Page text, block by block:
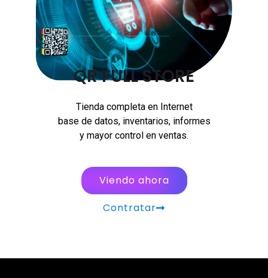
QR FULL STORE
Tienda completa en Internet
base de datos, inventarios, informes
y mayor control en ventas.
Viendo ahora
Contratar